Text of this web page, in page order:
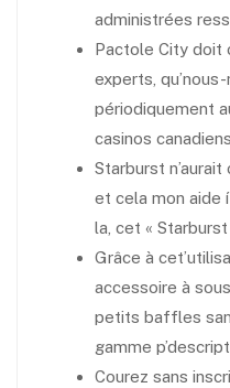
administrées
Pactole City doit
experts,
périodiquement
casinos
Starburst n’aurait
et cela mon aide
la, cet « Starburst
Grâce à
accessoire à
petits baffles
gamme
Courez sans